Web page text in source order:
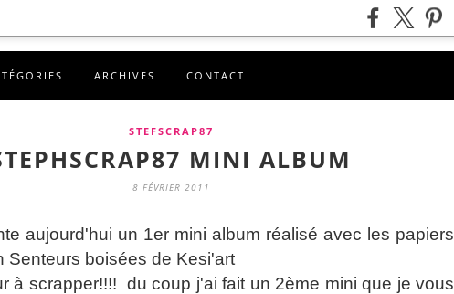
ARCHIVES CONTACT
STEFSCRAP87
MINI ALBUM
8 FÉVRIER 2011
aujourd'hui un 1er mini album réalisé avec les papiers
Senteurs boisées de Kesi'art
à scrapper!!!! du coup j'ai fait un 2ème mini que je vous